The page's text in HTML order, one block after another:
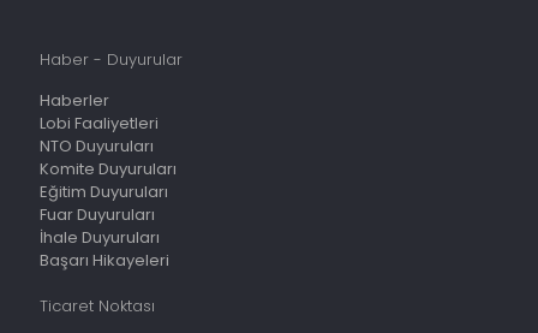
Haber - Duyurular
Haberler
Lobi Faaliyetleri
NTO Duyuruları
Komite Duyuruları
Eğitim Duyuruları
Fuar Duyuruları
İhale Duyuruları
Başarı Hikayeleri
Ticaret Noktası